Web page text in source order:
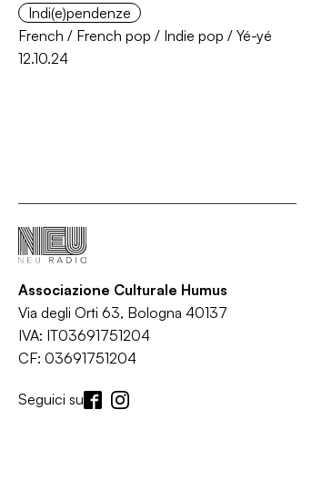
Indi(e)pendenze
French / French pop / Indie pop / Yé-yé
12.10.24
Associazione Culturale Humus
Via degli Orti 63, Bologna 40137
IVA: IT03691751204
CF: 03691751204
Seguici su